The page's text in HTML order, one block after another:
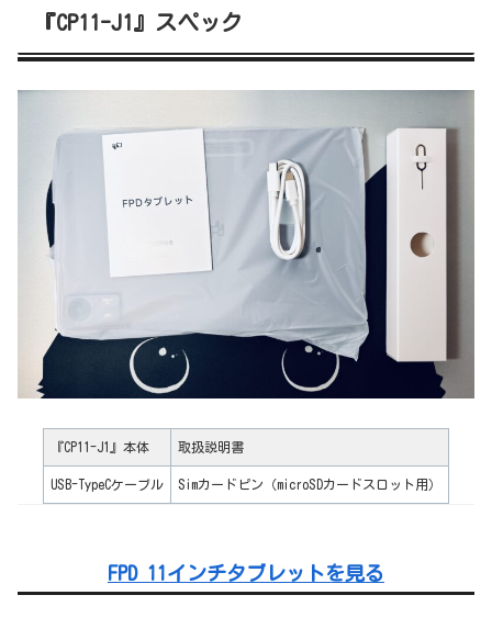
『CP11-J1』スペック
『CP11-J1』本体 取扱説明書
USB-TypeCケーブル Simカードピン（microSDカードスロット用）
FPD 11インチタブレットを見る